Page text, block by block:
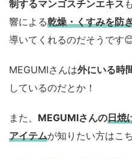
制するマンゴスチンエキス
響による乾燥・くすみを防
導いてくれるのだそうです
MEGUMIさんは外にいる時
しているのだとか！
また、 MEGUMIさんの日焼
アイテムが知りたい方はこ